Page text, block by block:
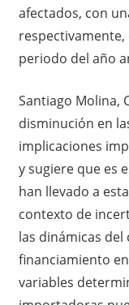
afectados, con
periodo del año
Santiago Molina,
disminución en
implicaciones
y sugiere que es
han llevado a
contexto de
las dinámicas
financiamiento
variables